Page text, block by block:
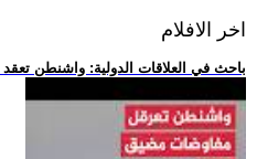
اخر الافلام
.. باحث في العلاقات الدولية: واشنطن